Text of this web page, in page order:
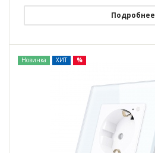
Подробнее
Новинка ХИТ %